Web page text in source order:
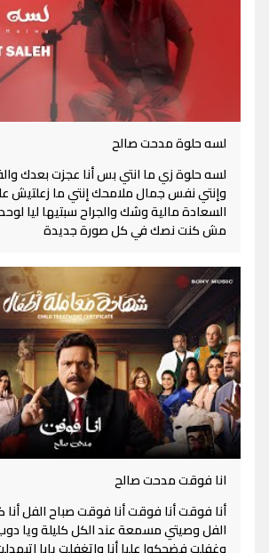
لسه حلوة مدحت صالح
لسه حلوة زي ما انتي بس أنا عجزت بعدك
وإنتي نفس جمال ملامحك إنتي ما زعلتيش
السعادة مالية وشك والجراح سبتيها ليا
مش كنت نصك في كل صورة جديدة
انا فوقت مدحت صالح
أنا فوقت أنا فوقت أنا فوقت صباح الفل
الفل وصيتي مسمعة عند الكل كليلة ويا